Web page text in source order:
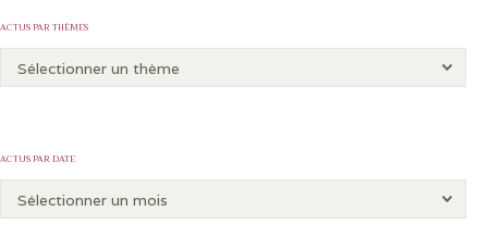
ACTUS PAR THÈMES
ACTUS PAR DATE